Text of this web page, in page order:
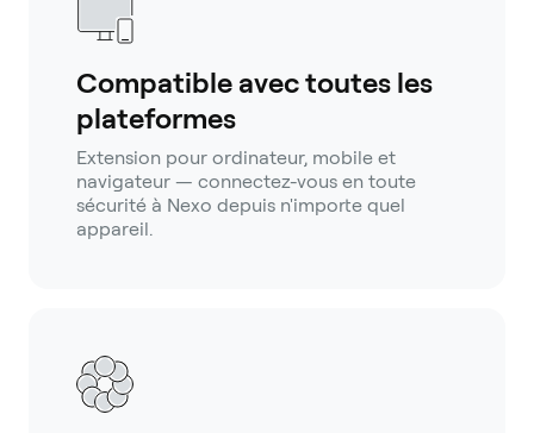
Compatible avec toutes les
plateformes
Extension pour ordinateur, mobile et
navigateur — connectez-vous en toute
sécurité à Nexo depuis n'importe quel
appareil.